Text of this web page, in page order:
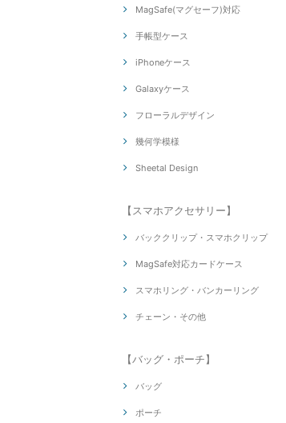
MagSafe(マグセーフ)対応
手帳型ケース
iPhoneケース
Galaxyケース
フローラルデザイン
幾何学模様
Sheetal Design
【スマホアクセサリー】
バッククリップ・スマホクリップ
MagSafe対応カードケース
スマホリング・バンカーリング
チェーン・その他
【バッグ・ポーチ】
バッグ
ポーチ